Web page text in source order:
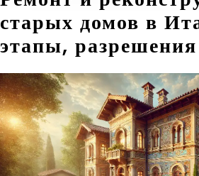
старых домов в
этапы,